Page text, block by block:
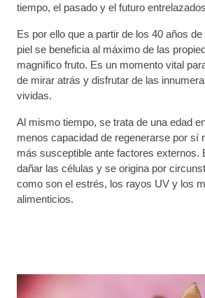
tiempo, el pasado y el futuro
Es por ello que a partir de los 40 años
piel se beneficia al máximo de las
magnífico fruto. Es un momento vital
de mirar atrás y disfrutar de las
vividas.
Al mismo tiempo, se trata de una edad
menos capacidad de regenerarse por sí
más susceptible ante factores externos.
dañar las células y se origina por
como son el estrés, los rayos UV y los
alimenticios.